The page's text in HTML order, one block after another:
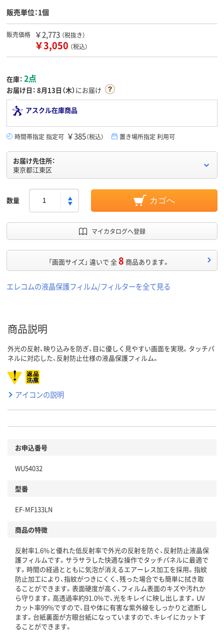
販売単位：1個
販売価格 ￥2,773 （税抜き）
￥3,050 （税込）
在庫： 2点
お届け日： 8月13日（木）にお届け
アスクル在庫商品
時間帯指定 指定可 ￥385（税込） 置き場所指定 利用可
お届け先住所：
東京都江東区
数量 カゴへ
マイカタログへ登録
「画面サイズ」 違いで 全8 商品あります。
エレコムの液晶保護フィルム/フィルターを全て見る
商品説明
外光の反射、映り込みを防ぎ、目に優しく見やすい画面を実現。タッチパ
ネルに対応した、反射防止仕様の液晶保護フィルム。
アイコンの説明
お申込番号
WU54032
型番
EF-MF133LN
商品の特徴
反射率1.6%と優れた低反射率で外光の反射を防ぐ、反射防止液晶保
護フィルムです。サラサラした快適な操作でタッチパネルに最適で
す。時間の経過とともに気泡が消えるエアーレス加工を採用。指紋
防止加工により、指紋がつきにくく、残った場合でも簡単に拭き取
ることができます。表面硬度が高く、フィルム表面のキズや汚れか
ら守ります。高透過率約91.0%で、光をキレイに映し出します。UV
カット率99%ですので、目や体に有害な紫外線をしっかりと遮断し
ます。台紙裏面が方眼台紙になっていますので、キレイにカットす
ることができます。